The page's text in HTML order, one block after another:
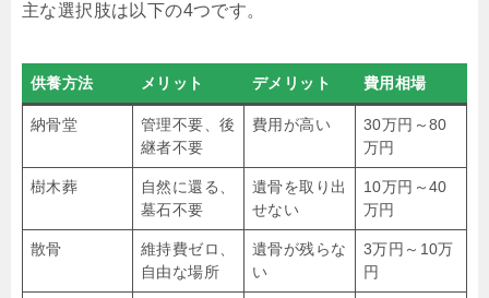
主な選択肢は以下の4つです。
供養方法 メリット デメリット 費用相場
納骨堂
管理不要、後
継者不要
費用が高い
30万円～80
万円
樹木葬
自然に還る、
墓石不要
遺骨を取り出
せない
10万円～40
万円
散骨
維持費ゼロ、
自由な場所
遺骨が残らな
い
3万円～10万
円